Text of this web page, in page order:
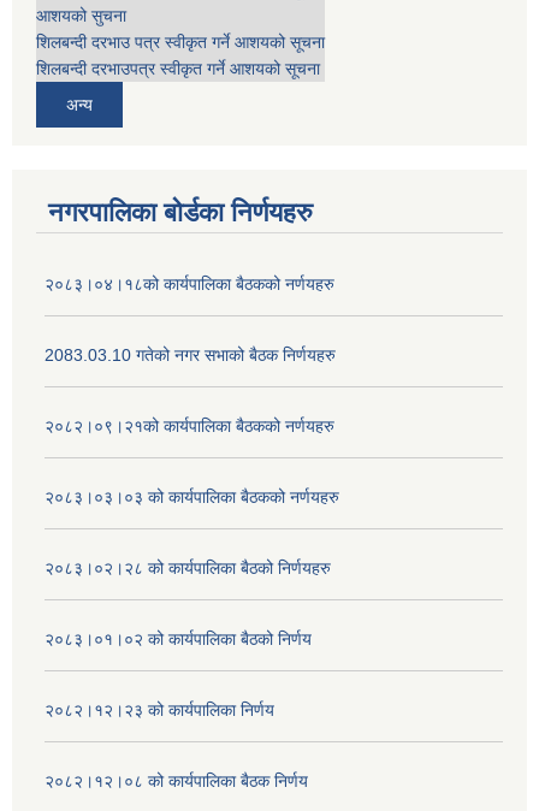
आशयको सुचना
शिलबन्दी दरभाउ पत्र स्वीकृत गर्ने आशयको सूचना
शिलबन्दी दरभाउपत्र स्वीकृत गर्ने आशयको सूचना
अन्य
नगरपालिका बोर्डका निर्णयहरु
२०८३।०४।१८को कार्यपालिका बैठकको नर्णयहरु
2083.03.10 गतेको नगर सभाको बैठक निर्णयहरु
२०८२।०९।२१को कार्यपालिका बैठकको नर्णयहरु
२०८३।०३।०३ को कार्यपालिका बैठकको नर्णयहरु
२०८३।०२।२८ को कार्यपालिका बैठको निर्णयहरु
२०८३।०१।०२ को कार्यपालिका बैठको निर्णय
२०८२।१२।२३ को कार्यपालिका निर्णय
२०८२।१२।०८ को कार्यपालिका बैठक निर्णय